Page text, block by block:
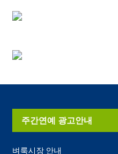
주간연예 광고안내
벼룩시장 안내